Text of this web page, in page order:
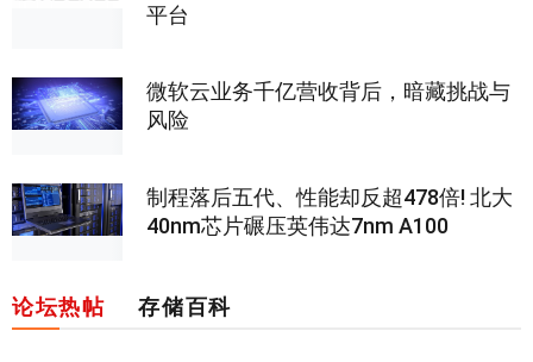
平台
微软云业务千亿营收背后，暗藏挑战与
风险
制程落后五代、性能却反超478倍! 北大
40nm芯片碾压英伟达7nm A100
论坛热帖 存储百科